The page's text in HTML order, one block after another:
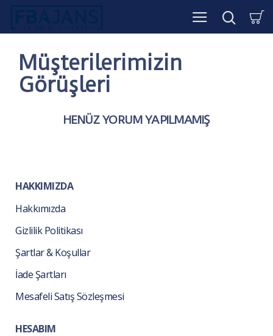
Müşterilerimizin
Görüşleri
HENÜZ YORUM YAPILMAMIŞ
HAKKIMIZDA
Hakkımızda
Gizlilik Politikası
Şartlar & Koşullar
İade Şartları
Mesafeli Satış Sözleşmesi
HESABIM